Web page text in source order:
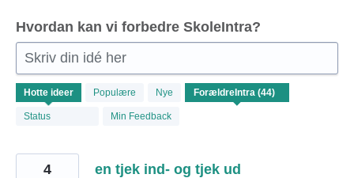
Hvordan kan vi forbedre SkoleIntra?
Skriv din idé her
Hotte ideer Populære Nye
Status Min Feedback
44
resultater
fundet
en tjek ind- og tjek ud
4